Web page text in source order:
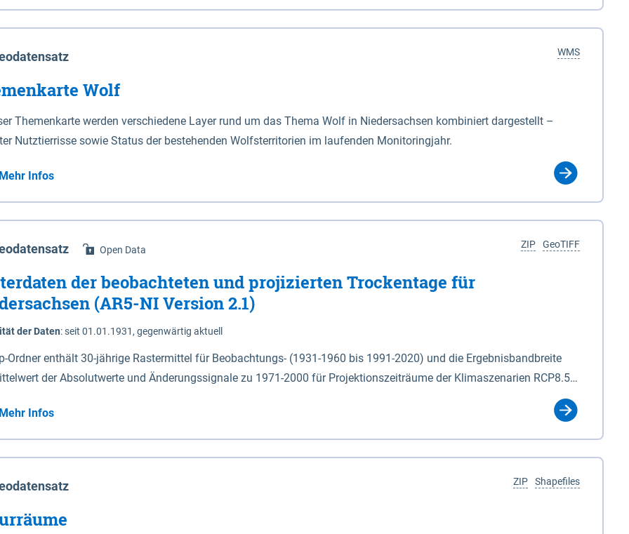
eines Gebietes vor erhöhten Tiden, vor allem vor Sturmfluten, zu dienen bestimmt sind (§2 Abs.3 NDG). Ein Bauwerk
Art erhält die Eigenschaft eines Sperrwerkes durch Widmung, die die Deichbehörde durch Verordnung
WMS
Wolf
Themenkarte werden verschiedene Layer rund um das Thema Wolf in Niedersachsen kombiniert dargestellt –
Nutztierrisse sowie Status der bestehenden Wolfsterritorien im laufenden Monitoringjahr.
Mehr Infos
GeoTIFF
ZIP
Open Data
der beobachteten und projizierten Trockentage für
(AR5-NI Version 2.1)
der Daten:seit 01.01.1931, gegenwärtig aktuell
Ordner enthält 30-jährige Rastermittel für Beobachtungs- (1931-1960 bis 1991-2020) und die Ergebnisbandbreite
der Absolutwerte und Änderungssignale zu 1971-2000 für Projektionszeiträume der Klimaszenarien RCP8.5
(Jun. - Aug.) - au: Herbst (Sep. - Nov.) - wi: Winter (Dez. - Feb.) - hyr:
Jahr (Nov. - Okt.) - hsu: Hydrologisches Sommerhalbjahr (Mai - Okt.) - hwi: Hydrologisches Winterhalbjahr
- vd: Vegetationsruhe (Okt. - Mär.) Neben den Rasterdaten ist eine
zu den Dateinamen und für eine Darstellung im GIS eine Klassifizierung der Rasterdaten mit Klassenname und
code gegeben.
Mehr Infos
Shapefiles
ZIP